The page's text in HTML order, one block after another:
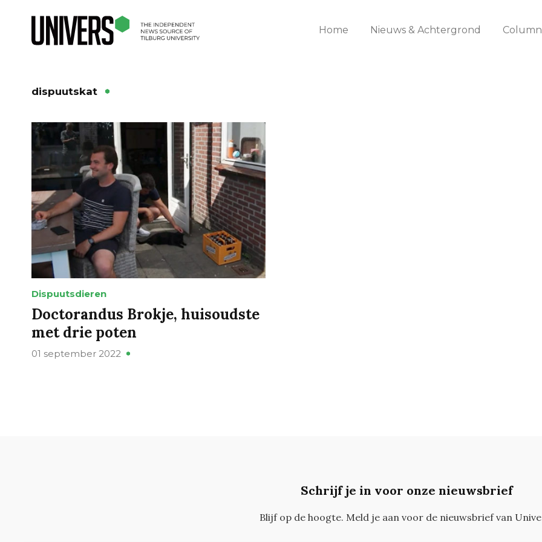
Home Nieuws & Achtergrond
dispuutskat
Dispuutsdieren
Doctorandus Brokje, huisoudste
met drie poten
01 september 2022
Schrijf je in voor onze nieuwsbrief
Blijf op de hoogte. Meld je aan voor de nieuwsbrief van